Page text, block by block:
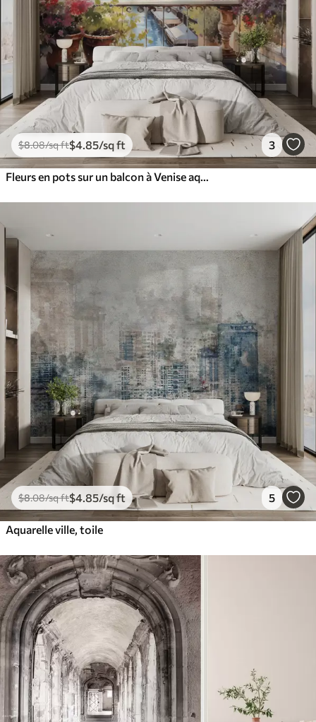
$8.08/sq ft$4 .85/sq ft 3
$8.08/sq ft$4 .85/sq ft 5
Aquarelle ville, toile